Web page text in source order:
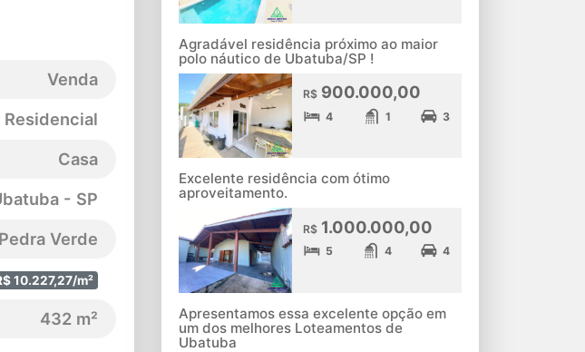
Venda
Residencial
Casa
- SP
Verde
10.227,27/m²
432 m²
Agradável residência próximo ao maior
polo náutico de Ubatuba/SP !
R$900.000,00
4 1 3
Excelente residência com ótimo
aproveitamento.
R$1.000.000,00
5 4 4
Apresentamos essa excelente opção em
um dos melhores Loteamentos de
Ubatuba